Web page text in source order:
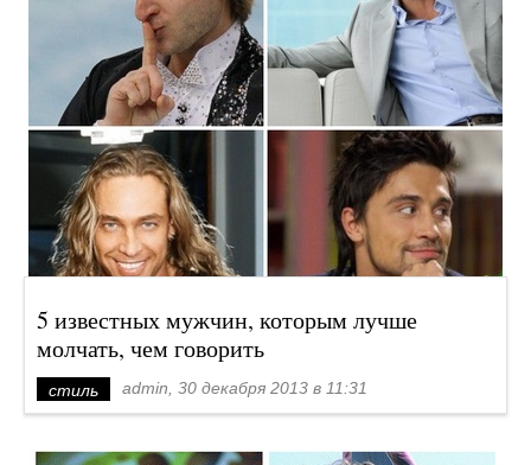
5 известных мужчин, которым лучше
молчать, чем говорить
стиль admin, 30 декабря 2013 в 11:31